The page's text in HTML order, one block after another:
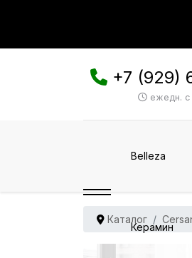
+7 (929)
ежедн. с
Belleza
Керамин
Каталог